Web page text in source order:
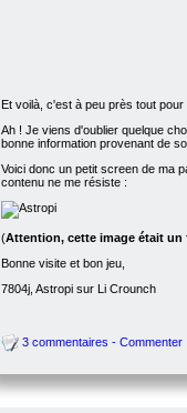
Et voilà, c'est à peu près tout
Ah ! Je viens d'oublier quelque
bonne information provenant de
Voici donc un petit screen de ma
contenu ne me résiste :
(Attention, cette image était un
Bonne visite et bon jeu,
7804j, Astropi sur Li Crounch
3 commentaires - Commenter